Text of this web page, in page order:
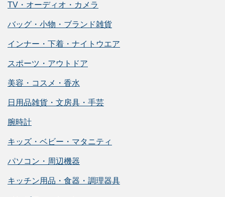
TV・オーディオ・カメラ
バッグ・小物・ブランド雑貨
インナー・下着・ナイトウエア
スポーツ・アウトドア
美容・コスメ・香水
日用品雑貨・文房具・手芸
腕時計
キッズ・ベビー・マタニティ
パソコン・周辺機器
キッチン用品・食器・調理器具